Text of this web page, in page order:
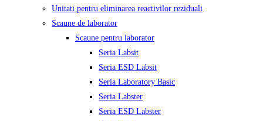
Unitati pentru eliminarea reactivilor reziduali
Scaune de laborator
Scaune pentru laborator
Seria Labsit
Seria ESD Labsit
Seria Laboratory Basic
Seria Labster
Seria ESD Labster